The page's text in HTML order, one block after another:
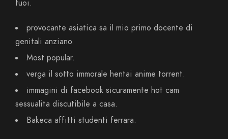
tuoi.
provocante asiatica sa il mio primo docente di
genitali anziano.
Most popular.
verga il sotto immorale hentai anime torrent.
immagini di facebook sicuramente hot cam
sessualita discutibile a casa.
Bakeca affitti studenti ferrara.